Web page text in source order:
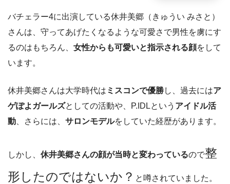
バチェラー4に出演している休井美郷（きゅうい みさと）
さんは、守ってあげたくなるような可愛さで男性を虜にす
るのはもちろん、 女性からも可愛いと指示される顔をして
います。
休井美郷さんは大学時代は ミスコンで優勝し、過去にはア
ゲぽよガールズとしての活動や、P.IDLという アイドル活
動 、さらには、 サロンモデルをしていた経歴があります。
しかし、 休井美郷さんの顔が当時と変わっているので整
形したのではないか？ と噂されていました。